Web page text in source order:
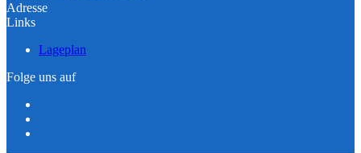
Adresse
Links
Lageplan
Folge uns auf